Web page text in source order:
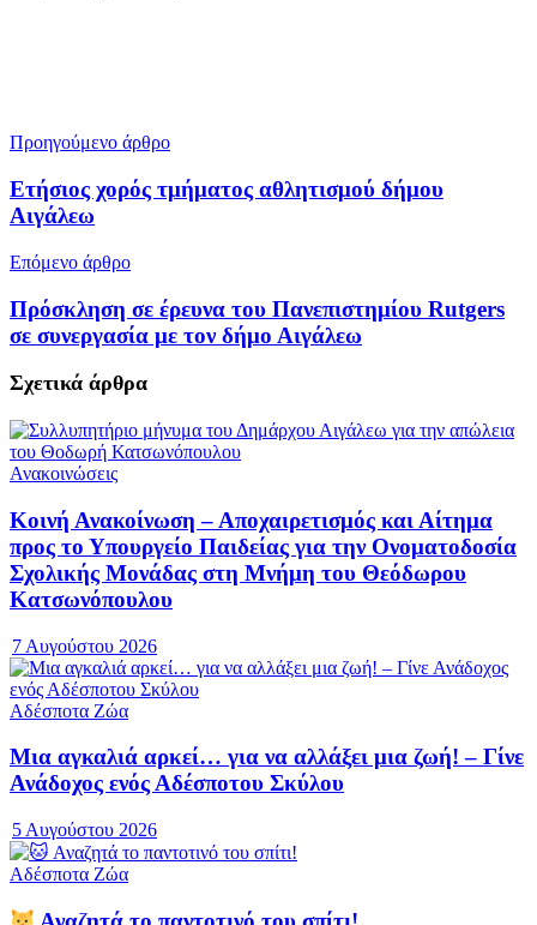
Προηγούμενο άρθρο
Ετήσιος χορός τμήματος αθλητισμού δήμου
Αιγάλεω
Επόμενο άρθρο
Πρόσκληση σε έρευνα του Πανεπιστημίου Rutgers
σε συνεργασία με τον δήμο Αιγάλεω
Σχετικά άρθρα
Ανακοινώσεις
Κοινή Ανακοίνωση – Αποχαιρετισμός και Αίτημα
προς το Υπουργείο Παιδείας για την Ονοματοδοσία
Σχολικής Μονάδας στη Μνήμη του Θεόδωρου
Κατσωνόπουλου
7 Αυγούστου 2026
Αδέσποτα Ζώα
Μια αγκαλιά αρκεί… για να αλλάξει μια ζωή! – Γίνε
Ανάδοχος ενός Αδέσποτου Σκύλου
5 Αυγούστου 2026
Αδέσποτα Ζώα